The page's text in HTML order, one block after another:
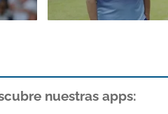
nuestras apps: